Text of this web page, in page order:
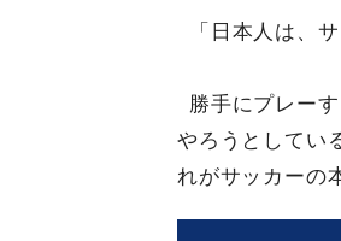
「日本人は、
勝手にプレー
やろうとしてい
れがサッカーの